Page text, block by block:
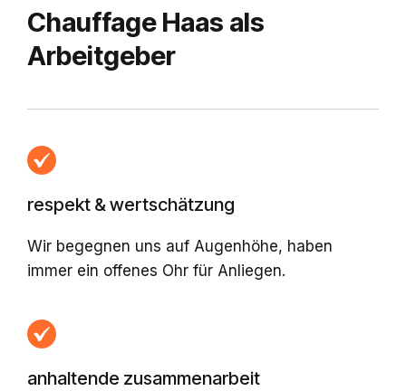
Chauffage Haas als
Arbeitgeber
respekt & wertschätzung
Wir begegnen uns auf Augenhöhe, haben
immer ein offenes Ohr für Anliegen.
anhaltende zusammenarbeit